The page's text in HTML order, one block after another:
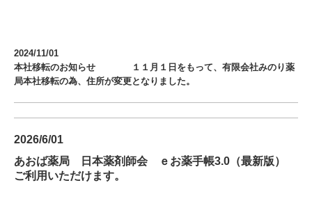
2024/11/01
本社移転のお知らせ １１月１日をもって、有限会社みのり薬
局本社移転の為、住所が変更となりました。
2026/6/01
あおば薬局 日本薬剤師会 ｅお薬手帳3.0（最新版）
ご利用いただけます。